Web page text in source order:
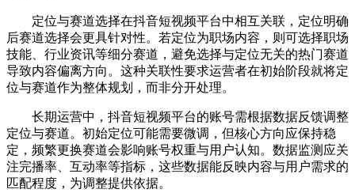
定位与赛道选择在抖音短视频平台中相互关联，定位明确
后赛道选择会更具针对性。若定位为职场内容，则可选择职场
技能、行业资讯等细分赛道，避免选择与定位无关的热门赛道
导致内容偏离方向。这种关联性要求运营者在初始阶段就将定
位与赛道作为整体规划，而非分开处理。
长期运营中，抖音短视频平台的账号需根据数据反馈调整
定位与赛道。初始定位可能需要微调，但核心方向应保持稳
定，频繁更换赛道会影响账号权重与用户认知。数据监测应关
注完播率、互动率等指标，这些数据能反映内容与用户需求的
匹配程度，为调整提供依据。